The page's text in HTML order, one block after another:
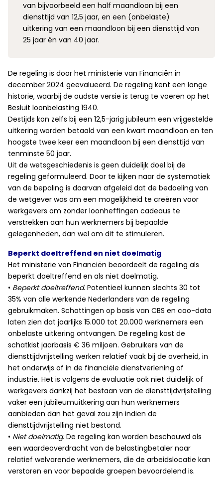
van bijvoorbeeld een half maandloon bij een
diensttijd van 12,5 jaar, en een (onbelaste)
uitkering van een maandloon bij een diensttijd van
25 jaar én van 40 jaar.
De regeling is door het ministerie van Financiën in
december 2024 geëvalueerd. De regeling kent een lange
historie, waarbij de oudste versie is terug te voeren op het
Besluit loonbelasting 1940.
Destijds kon zelfs bij een 12,5-jarig jubileum een vrijgestelde
uitkering worden betaald van een kwart maandloon en ten
hoogste twee keer een maandloon bij een diensttijd van
tenminste 50 jaar.
Uit de wetsgeschiedenis is geen duidelijk doel bij de
regeling geformuleerd. Door te kijken naar de systematiek
van de bepaling is daarvan afgeleid dat de bedoeling van
de wetgever was om een mogelijkheid te creëren voor
werkgevers om zonder loonheffingen cadeaus te
verstrekken aan hun werknemers bij bepaalde
gelegenheden, dan wel om dit te stimuleren.
Beperkt doeltreffend en niet doelmatig
Het ministerie van Financiën beoordeelt de regeling als
beperkt doeltreffend en als niet doelmatig.
• Beperkt doeltreffend. Potentieel kunnen slechts 30 tot
35% van alle werkende Nederlanders van de regeling
gebruikmaken. Schattingen op basis van CBS en cao-data
laten zien dat jaarlijks 15.000 tot 20.000 werknemers een
onbelaste uitkering ontvangen. De regeling kost de
schatkist jaarbasis € 36 miljoen. Gebruikers van de
diensttijdvrijstelling werken relatief vaak bij de overheid, in
het onderwijs of in de financiële dienstverlening of
industrie. Het is volgens de evaluatie ook niet duidelijk of
werkgevers dankzij het bestaan van de diensttijdvrijstelling
vaker een jubileumuitkering aan hun werknemers
aanbieden dan het geval zou zijn indien de
diensttijdvrijstelling niet bestond.
• Niet doelmatig. De regeling kan worden beschouwd als
een waardeoverdracht van de belastingbetaler naar
relatief welvarende werknemers, die de arbeidslocatie kan
verstoren en voor bepaalde groepen bevoordelend is.